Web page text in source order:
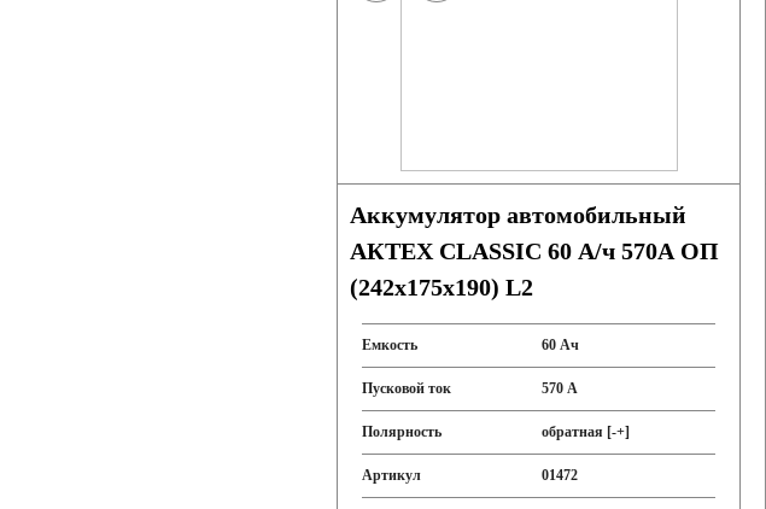
Аккумулятор автомобильный
АКТЕХ CLASSIC 60 А/ч 570А ОП
(242x175x190) L2
Емкость 60 Ач
Пусковой ток 570 А
Полярность обратная [-+]
Артикул 01472